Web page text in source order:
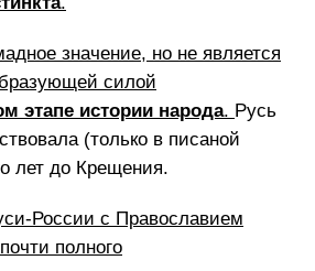
значение, но не является
силой
этапе истории народа. Русь
(только в писаной
лет до Крещения.
России с Православием
полного